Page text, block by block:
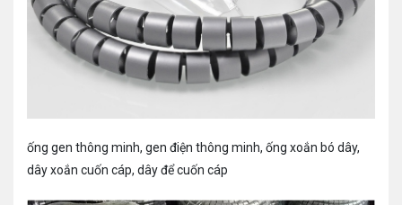
ống gen thông minh, gen điện thông minh, ống xoắn bó dây,
dây xoắn cuốn cáp, dây để cuốn cáp